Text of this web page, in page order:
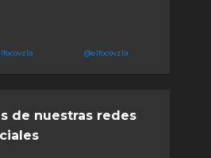
@elfocovzla
de nuestras redes